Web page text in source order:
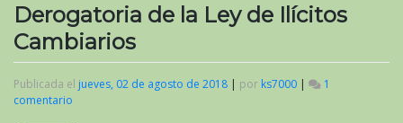
Derogatoria de la Ley de Ilícitos
Cambiarios
Publicada el jueves, 02 de agosto de 2018 | por ks7000 |
1
comentario